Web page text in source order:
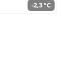
-2,3 °C